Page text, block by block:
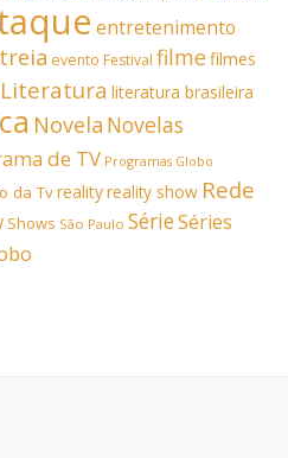
entretenimento
evento Festival filmefilmes
Literatura literatura brasileira
Novela Novelas
de TV Programas Globo
da Tvrealityreality show Rede
Shows São Paulo SérieSéries